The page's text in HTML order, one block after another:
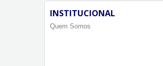
INSTITUCIONAL
Quem Somos